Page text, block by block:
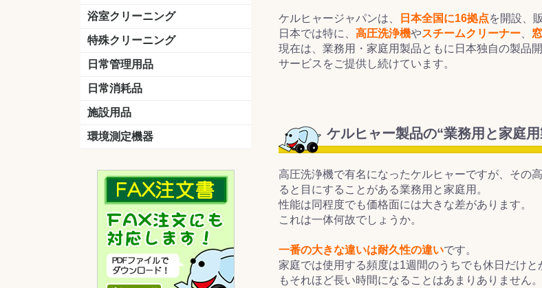
洗剤
尿石除去剤
水アカ除去剤
排水管つまり除去剤
消臭・防臭剤
道具 ラバーカップ
浴室クリーニング
洗剤
バスクリーナー
道具
特殊クリーニング
石材
エアコン
リンス&中和剤&前処理
洗浄ツール
洗浄シート
外壁
その他
日常管理用品
クリーナー
洗濯用洗剤
油汚れ落とし
サビ取り剤
タバコ専用消臭
日常消耗品
トイレットペーパー
ペーパータオル
便座除菌クリーナー
ポリ袋
施設用品
マット・他
ベンチ
灰皿
傘立
くず入れ
環境測定機器
ケルヒャージャパンは、 日本全国に16拠点を開設、
日本では特に、 高圧洗浄機やスチームクリーナー、
現在は、業務用・家庭用製品ともに日本独自の製品
サービスをご提供し続けています。
ケルヒャー製品の“業務用と家庭
高圧洗浄機で有名になったケルヒャーですが、その
ると目にすることがある業務用と家庭用。
性能は同程度でも価格面には大きな差があります。
これは一体何故でしょうか。
一番の大きな違いは耐久性の違いです。
家庭では使用する頻度は1週間のうちでも休日だけと
もそれほど長い時間になることはあまりありません。